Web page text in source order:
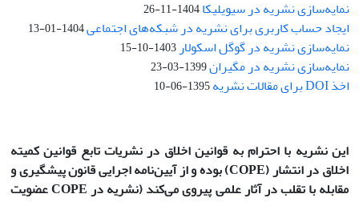
نمایه‌سازی نشریه در سیویلیکا1404-11-26
ایجاد حساب کاربری برای نشریه در شبکه‌های اجتماعی1404-01-13
نمایه‌سازی نشریه در گوگل اسکولار 1403-10-15
نمایه‌سازی نشریه در مگیران1399-03-23
اخذ DOI برای مقالات نشریه 1395-06-10
این نشریه با احترام به قوانین اخلاق در نشریات تابع قوانین کمیته
اخلاق در انتشار(COPE)بوده و از آیین‌نامه اجرایی قانون پیشگیری و
مقابله با تقلب در آثار علمی پیروی می‌کند (نشریه در COPE عضویت